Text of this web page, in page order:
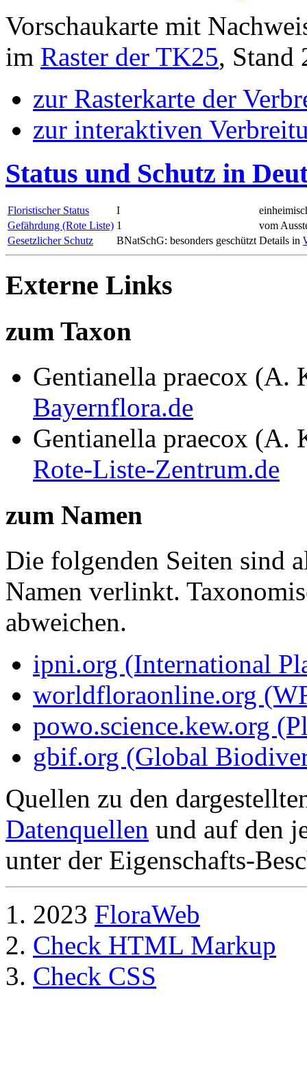
Vorschaukarte mit
im Raster der TK25, Stand
zur Rasterkarte der
zur interaktiven
Status und Schutz in
Floristischer Status I
Gefährdung (Rote Liste) 1
vom
Gesetzlicher Schutz
BNatSchG: besonders geschützt Details in
Externe Links
zum Taxon
Gentianella praecox (A.
Bayernflora.de
Gentianella praecox (A.
Rote-Liste-Zentrum.de
zum Namen
Die folgenden Seiten sind
Namen verlinkt.
abweichen.
ipni.org (International
worldfloraonline.org
powo.science.kew.org
gbif.org (Global
Quellen zu den
Datenquellen und auf den
unter der Eigenschafts-
2023 FloraWeb
Check HTML Markup
Check CSS